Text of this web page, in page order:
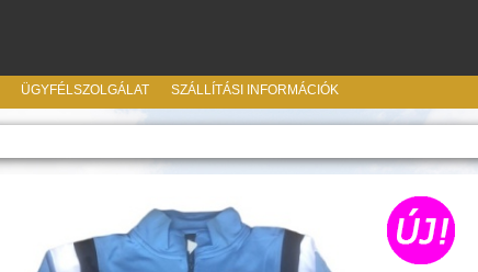
ÜGYFÉLSZOLGÁLAT SZÁLLÍTÁSI INFORMÁCIÓK